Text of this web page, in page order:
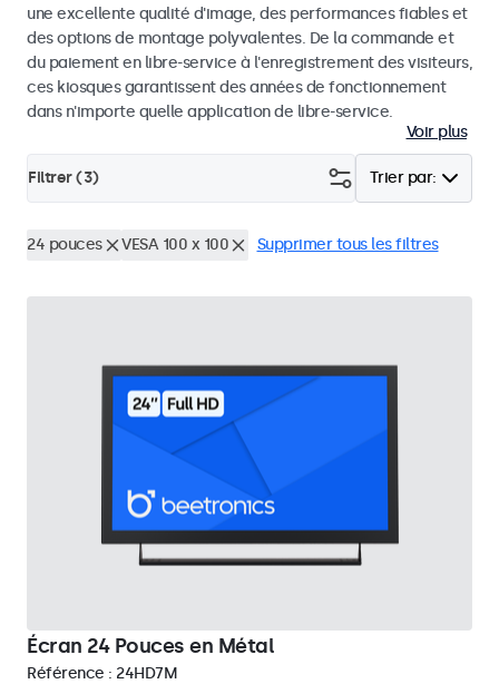
une excellente qualité d'image, des performances fiables et
des options de montage polyvalentes. De la commande et
du paiement en libre-service à l'enregistrement des visiteurs,
ces kiosques garantissent des années de fonctionnement
dans n'importe quelle application de libre-service.
Voir plus
Trier par:
Filtrer (3)
24 pouces VESA 100 x 100 Supprimer tous les filtres
Écran 24 Pouces en Métal
Référence : 24HD7M